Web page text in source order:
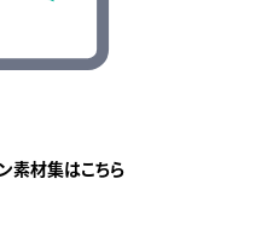
素材集はこちら